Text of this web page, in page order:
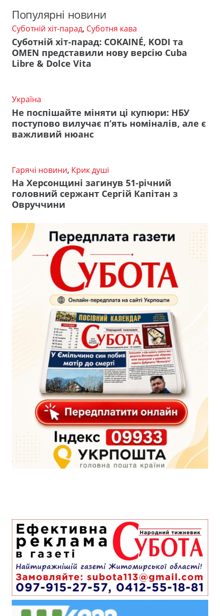
Популярні новини
Суботній хіт-парад, Суботня кава
Суботній хіт-парад: COKAINÉ, KODI та
OMEN представили нову версію Cuba
Libre & Dolce Vita
Україна
Не поспішайте міняти ці купюри: НБУ
поступово вилучає п’ять номіналів, але є
важливий нюанс
Гарячі новини, Крик душі
На Херсонщині загинув 51-річний
головний сержант Сергій Капітан з
Овруччини